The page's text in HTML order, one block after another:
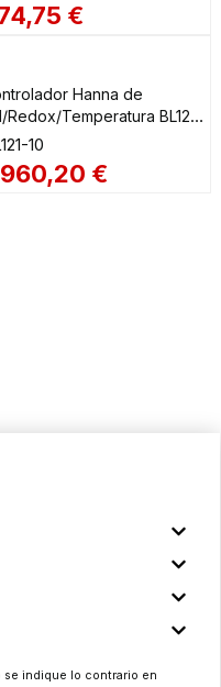
€
Hanna de
Redox/Temperatura BL121-
10
€
se indique lo contrario en